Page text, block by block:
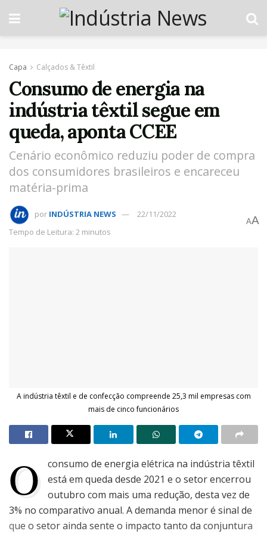
Capa Calçados & Têxtil
Consumo de energia na
indústria têxtil segue em
queda, aponta CCEE
Cenário econômico reduziu poder de compra
dos consumidores brasileiros e encareceu
matéria-prima
por INDÚSTRIA NEWS
22/11/2022
Tempo de Leitura: 2 minutos
AA
A indústria têxtil e de confecção compreende 25,3 mil empresas com
mais de cinco funcionários
O
consumo de energia elétrica na indústria têxtil
está em queda desde 2021 e o setor encerrou
outubro com mais uma redução, desta vez de
3% no comparativo anual. A demanda menor é sinal de
que o setor ainda sente o impacto tanto da conjuntura